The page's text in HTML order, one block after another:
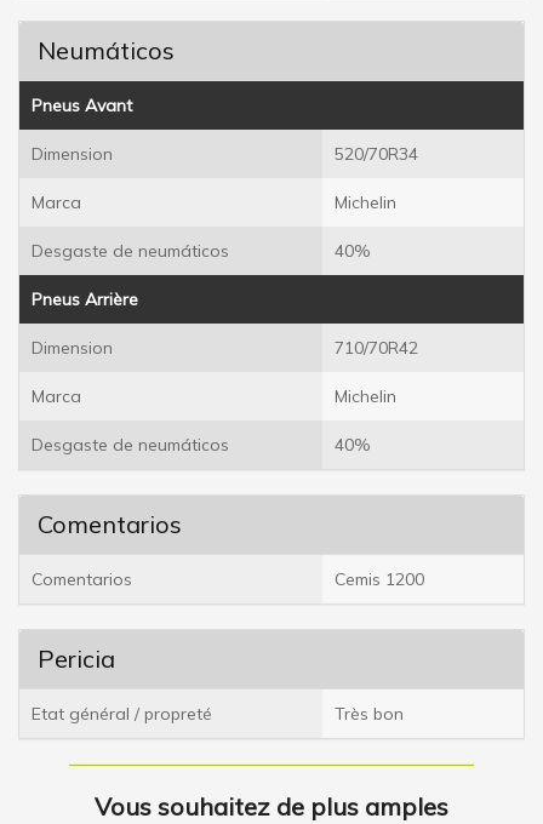
Neumáticos
Pneus Avant
Dimension 520/70R34
Marca Michelin
Desgaste de neumáticos 40%
Pneus Arrière
Dimension 710/70R42
Marca Michelin
Desgaste de neumáticos 40%
Comentarios
Comentarios Cemis 1200
Pericia
Etat général / propreté Très bon
Vous souhaitez de plus amples